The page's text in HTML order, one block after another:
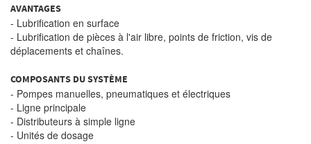
AVANTAGES
- Lubrification en surface
- Lubrification de pièces à l'air libre, points de friction, vis de
déplacements et chaînes.
COMPOSANTS DU SYSTÈME
- Pompes manuelles, pneumatiques et électriques
- Ligne principale
- Distributeurs à simple ligne
- Unités de dosage